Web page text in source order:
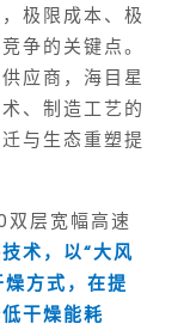
极限成本、极
争的关键点。
应商，海目星
、制造工艺的
与生态重塑提
双层宽幅高速
术，以“大风
方式，在提
干燥能耗